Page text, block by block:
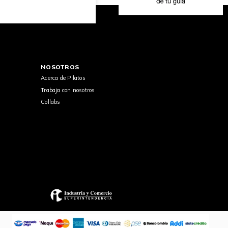
NOSOTROS
Acerca de Pilatos
Trabaja con nosotros
Collabs